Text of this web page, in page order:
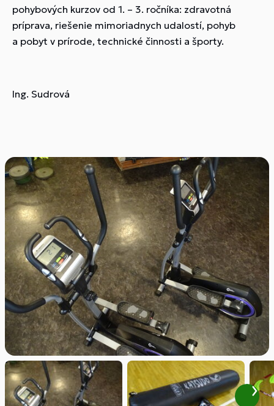
pohybových kurzov od 1. – 3. ročníka: zdravotná
príprava, riešenie mimoriadnych udalostí, pohyb
a pobyt v prírode, technické činnosti a športy.
Ing. Sudrová